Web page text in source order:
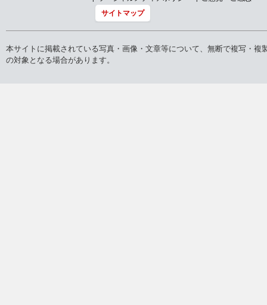
サイトマップ
本サイトに掲載されている写真・画像・文章等について、無断で複写・
の対象となる場合があります。